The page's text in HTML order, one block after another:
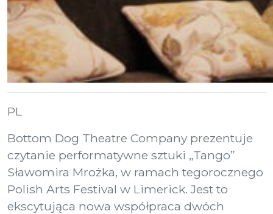
PL
Bottom Dog Theatre Company prezentuje
czytanie performatywne sztuki „Tango”
Sławomira Mrożka, w ramach tegorocznego
Polish Arts Festival w Limerick. Jest to
ekscytująca nowa współpraca dwóch